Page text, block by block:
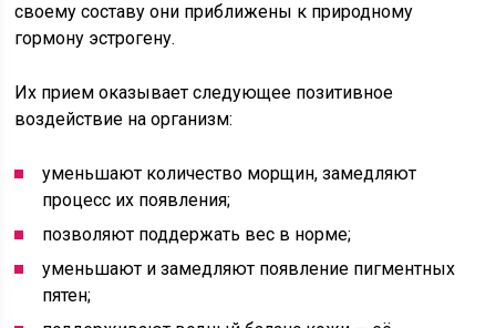
своему составу они приближены к природному
гормону эстрогену.
Их прием оказывает следующее позитивное
воздействие на организм:
уменьшают количество морщин, замедляют
процесс их появления;
позволяют поддержать вес в норме;
уменьшают и замедляют появление пигментных
пятен;